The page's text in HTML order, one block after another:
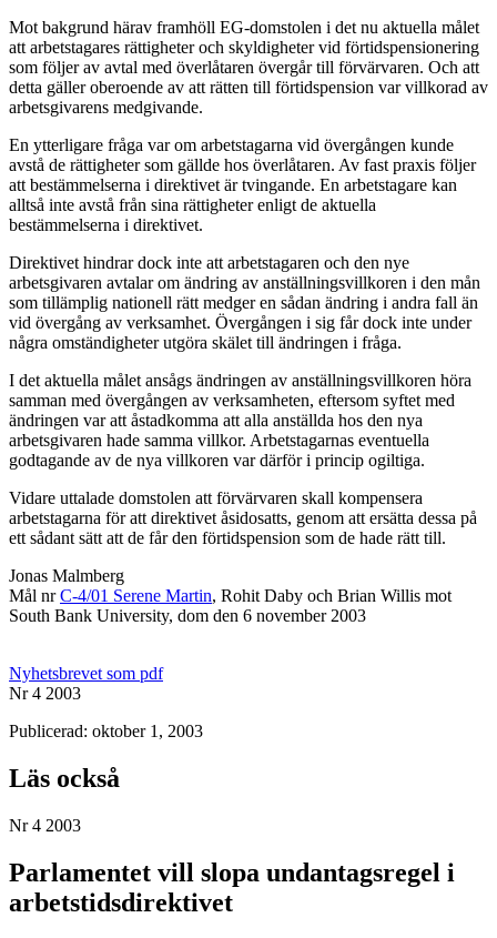
Mot bakgrund härav framhöll EG-domstolen i det nu aktuella målet
att arbetstagares rättigheter och skyldigheter vid förtidspensionering
som följer av avtal med överlåtaren övergår till förvärvaren. Och att
detta gäller oberoende av att rätten till förtidspension var villkorad av
arbetsgivarens medgivande.
En ytterligare fråga var om arbetstagarna vid övergången kunde
avstå de rättigheter som gällde hos överlåtaren. Av fast praxis följer
att bestämmelserna i direktivet är tvingande. En arbetstagare kan
alltså inte avstå från sina rättigheter enligt de aktuella
bestämmelserna i direktivet.
Direktivet hindrar dock inte att arbetstagaren och den nye
arbetsgivaren avtalar om ändring av anställningsvillkoren i den mån
som tillämplig nationell rätt medger en sådan ändring i andra fall än
vid övergång av verksamhet. Övergången i sig får dock inte under
några omständigheter utgöra skälet till ändringen i fråga.
I det aktuella målet ansågs ändringen av anställningsvillkoren höra
samman med övergången av verksamheten, eftersom syftet med
ändringen var att åstadkomma att alla anställda hos den nya
arbetsgivaren hade samma villkor. Arbetstagarnas eventuella
godtagande av de nya villkoren var därför i princip ogiltiga.
Vidare uttalade domstolen att förvärvaren skall kompensera
arbetstagarna för att direktivet åsidosatts, genom att ersätta dessa på
ett sådant sätt att de får den förtidspension som de hade rätt till.
Jonas Malmberg
Mål nrC-4/01 Serene Martin, Rohit Daby och Brian Willis mot
South Bank University, dom den 6 november 2003
Nyhetsbrevet som pdf
Nr 4 2003
Publicerad: oktober 1, 2003
Läs också
Nr 4 2003
Parlamentet vill slopa undantagsregel i
arbetstidsdirektivet